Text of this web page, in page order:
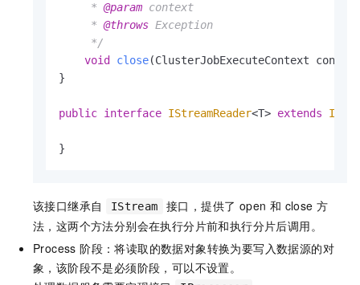
     *
@param context
     *
@throws Exception
     */
void
close(ClusterJobExecuteContext
}
public interface IStreamReader<T> extends
}
该接口继承自 IStream
接口，提供了 open 和 close 方
法，这两个方法分别会在执行分片前和执行分片后调用。
Process 阶段：将读取的数据对象转换为要写入数据源的对
象，该阶段不是必须阶段，可以不设置。